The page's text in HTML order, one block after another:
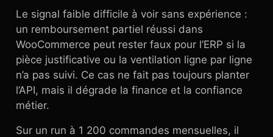
Le signal faible difficile à voir sans expérience :
un remboursement partiel réussi dans
WooCommerce peut rester faux pour l’ERP si la
pièce justificative ou la ventilation ligne par ligne
n’a pas suivi. Ce cas ne fait pas toujours planter
l’API, mais il dégrade la finance et la confiance
métier.
Sur un run à 1 200 commandes mensuelles, il